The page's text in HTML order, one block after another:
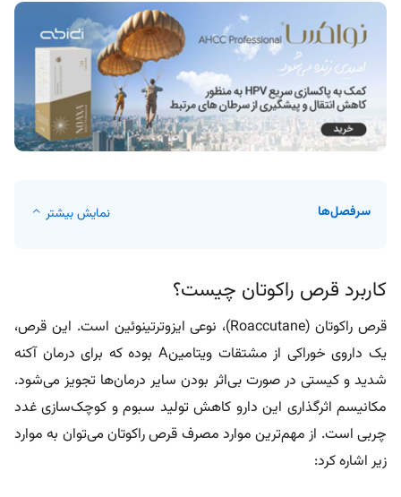
سرفصل‌ها نمایش بیشتر
کاربرد قرص راکوتان چیست؟
قرص راکوتان (Roaccutane)، نوعی ایزوترتینوئین است. این قرص،
یک داروی خوراکی از مشتقات ویتامین A بوده که برای درمان آکنه
شدید و کیستی در صورت بی‌اثر بودن سایر درمان‌ها تجویز می‌شود.
مکانیسم اثرگذاری این دارو کاهش تولید سبوم و کوچک‌سازی غدد
چربی است. از مهم‌ترین موارد مصرف قرص راکوتان می‌توان به موارد
زیر اشاره کرد: